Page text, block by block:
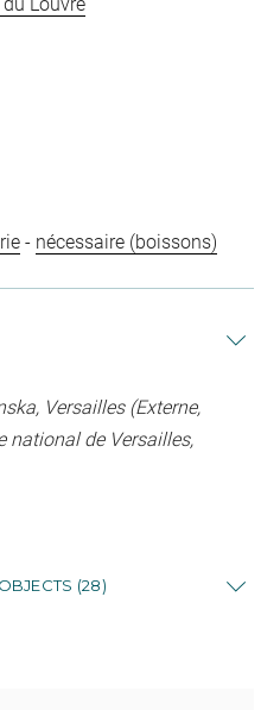
Louvre
- nécessaire (boissons)
Versailles (Externe,
national de Versailles,
(28)